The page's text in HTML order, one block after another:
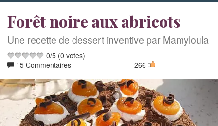
Forêt noire aux abricots
Une recette de dessert inventive par Mamyloula
0/5 (0 votes)
15 Commentaires
266